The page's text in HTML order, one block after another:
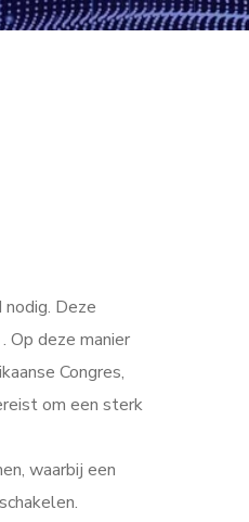
Deze
. Op deze manier
Congres,
om een sterk
waarbij een